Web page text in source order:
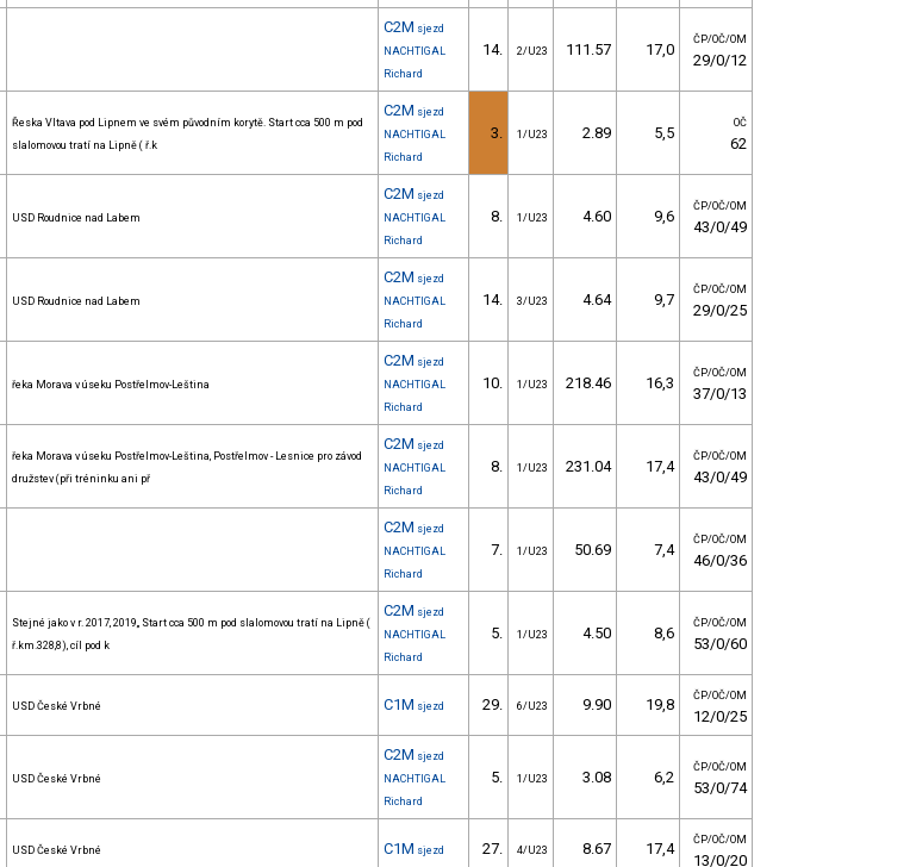
C2M sjezd
NACHTIGAL
Richard
14. 2/U23 111.57 17,0
ČP/OČ/OM
29/0/12
Řeska Vltava pod Lipnem ve svém původním korytě. Start cca 500 m pod
slalomovou tratí na Lipně ( ř.k
C2M sjezd
NACHTIGAL
Richard
3. 1/U23 2.89 5,5
OČ
62
USD Roudnice nad Labem
C2M sjezd
NACHTIGAL
Richard
8. 1/U23 4.60 9,6
ČP/OČ/OM
43/0/49
USD Roudnice nad Labem
C2M sjezd
NACHTIGAL
Richard
14. 3/U23 4.64 9,7
ČP/OČ/OM
29/0/25
řeka Morava v úseku Postřelmov-Leština
C2M sjezd
NACHTIGAL
Richard
10. 1/U23 218.46 16,3
ČP/OČ/OM
37/0/13
řeka Morava v úseku Postřelmov-Leština, Postřelmov - Lesnice pro závod
družstev (při tréninku ani př
C2M sjezd
NACHTIGAL
Richard
8. 1/U23 231.04 17,4
ČP/OČ/OM
43/0/49
C2M sjezd
NACHTIGAL
Richard
7. 1/U23 50.69 7,4
ČP/OČ/OM
46/0/36
Stejné jako v r. 2017, 2019,, Start cca 500 m pod slalomovou tratí na Lipně (
ř.km.328,8), cíl pod k
C2M sjezd
NACHTIGAL
Richard
5. 1/U23 4.50 8,6
ČP/OČ/OM
53/0/60
USD České Vrbné C1M sjezd 29. 6/U23 9.90 19,8 ČP/OČ/OM
12/0/25
USD České Vrbné
C2M sjezd
NACHTIGAL
Richard
5. 1/U23 3.08 6,2
ČP/OČ/OM
53/0/74
USD České Vrbné C1M sjezd 27. 4/U23 8.67 17,4 ČP/OČ/OM
13/0/20